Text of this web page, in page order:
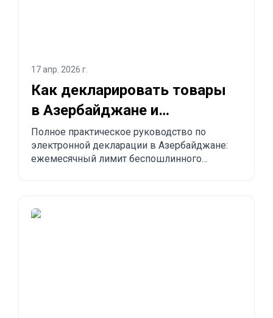
17 апр. 2026 г.
Как декларировать товары
в Азербайджане и
заказывать из Китая в
Азербайджан?
Полное практическое руководство по
электронной декларации в Азербайджане:
ежемесячный лимит беспошлинного
Турции, США и других стран в Азербайджан.